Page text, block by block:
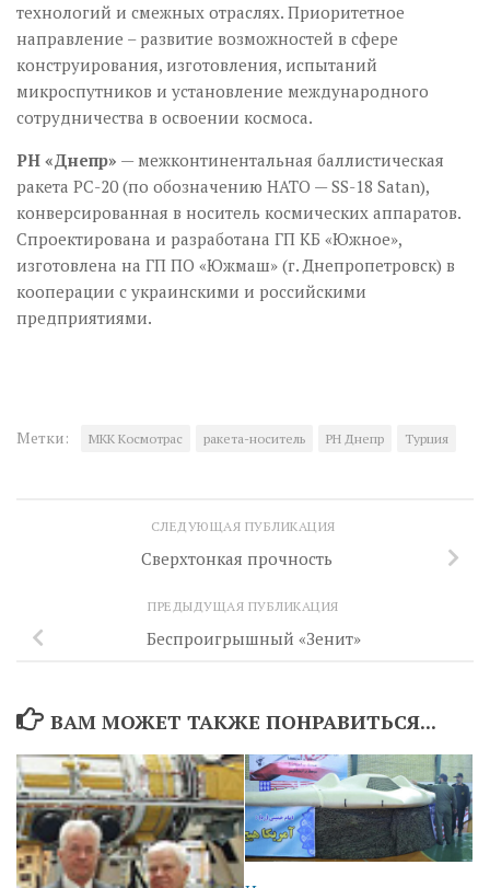
технологий и смежных отраслях. Приоритетное
направление – развитие возможностей в сфере
конструирования, изготовления, испытаний
микроспутников и установление международного
сотрудничества в освоении космоса.
РН «Днепр» — межконтинентальная баллистическая
ракета РС-20 (по обозначению НАТО — SS-18 Satan),
конверсированная в носитель космических аппаратов.
Спроектирована и разработана ГП КБ «Южное»,
изготовлена на ГП ПО «Южмаш» (г. Днепропетровск) в
кооперации с украинскими и российскими
предприятиями.
Метки: МКК Космотрас ракета-носитель РН Днепр Турция
СЛЕДУЮЩАЯ ПУБЛИКАЦИЯ
Сверхтонкая прочность
ПРЕДЫДУЩАЯ ПУБЛИКАЦИЯ
Беспроигрышный «Зенит»
ВАМ МОЖЕТ ТАКЖЕ ПОНРАВИТЬСЯ...